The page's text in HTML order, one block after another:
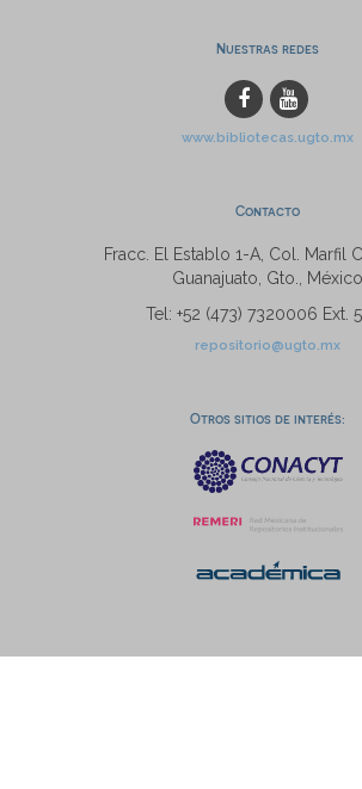
Nuestras redes
www.bibliotecas.ugto.mx
Contacto
Fracc. El Establo 1-A, Col. Marfil
Guanajuato, Gto., México
Tel: +52 (473) 7320006 Ext.
repositorio@ugto.mx
Otros sitios de interés: